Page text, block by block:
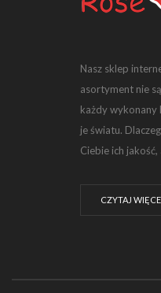
Nasz sklep
asortyment nie
każdy wykonany
je światu.
Ciebie ich
CZYTAJ